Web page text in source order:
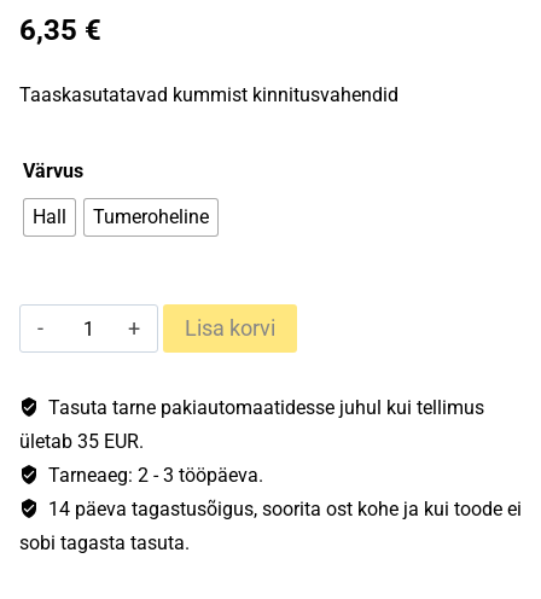
6,35 €
Taaskasutatavad kummist kinnitusvahendid
Värvus
Hall Tumeroheline
Gear
Tie®
Rubber
Twist
-
2tk
Lisa korvi
Tasuta tarne pakiautomaatidesse juhul kui tellimus
ületab 35 EUR.
Tarneaeg: 2 - 3 tööpäeva.
14 päeva tagastusõigus, soorita ost kohe ja kui toode ei
sobi tagasta tasuta.